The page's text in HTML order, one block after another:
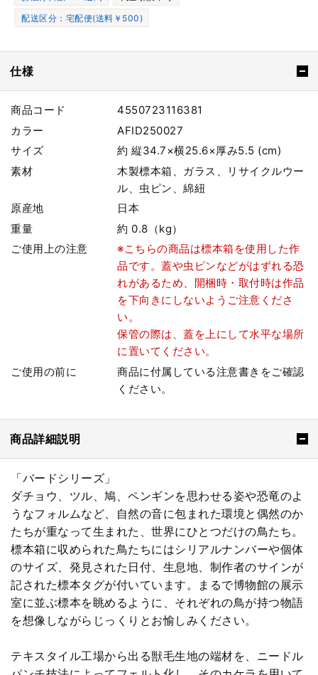
配送区分：宅配便(送料￥500)
仕様
商品コード
4550723116381
カラー
AFID250027
サイズ
約 縦34.7×横25.6×厚み5.5 (cm)
素材
木製標本箱、ガラス、リサイクルウー
ル、虫ピン、綿紐
原産地
日本
重量
約 0.8（kg）
ご使用上の注意
※こちらの商品は標本箱を使用した作
品です。蓋や虫ピンなどがはずれる恐
れがあるため、開梱時・取付時は作品
を下向きにしないようご注意くださ
い。
保管の際は、蓋を上にして水平な場所
に置いてください。
ご使用の前に
商品に付属している注意書きをご確認
ください。
商品詳細説明
「バードシリーズ」​
ダチョウ、ツル、鳩、ペンギンを思わせる姿や恐竜のよ
うなフォルムなど、自然の音に包まれた環境と偶然のか
たちが重なって生まれた、世界にひとつだけの鳥たち。
​標本箱に収められた鳥たちにはシリアルナンバーや個体
のサイズ、発見された日付、生息地、制作者のサインが
記された標本タグが付いています。まるで博物館の展示
室に並ぶ標本を眺めるように、それぞれの鳥が持つ物語
を想像しながらじっくりとお愉しみください。
テキスタイル工場から出る獣毛生地の端材を、ニードル